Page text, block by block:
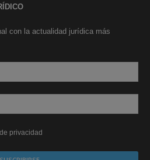
con la actualidad jurídica más
privacidad